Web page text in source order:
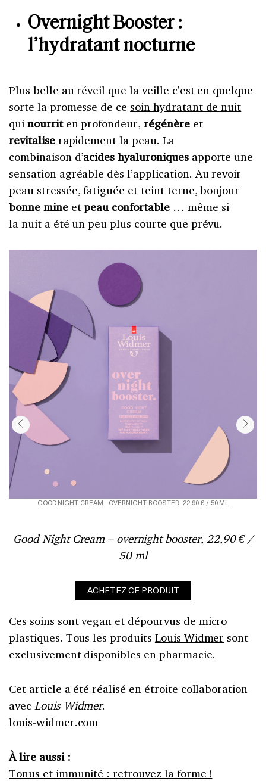
Overnight Booster :
l’hydratant nocturne
Plus belle au réveil que la veille c’est en quelque
sorte la promesse de ce soin hydratant de nuit
qui nourriten profondeur, régénèreet
revitaliserapidement la peau. La
combinaison d’acides hyaluroniquesapporte une
sensation agréable dès l’application. Au revoir
peau stressée, fatiguée et teint terne, bonjour
bonne mineetpeau confortable… même si
la nuit a été un peu plus courte que prévu.
GOOD NIGHT CREAM - OVERNIGHT BOOSTER, 22,90 € / 50 ML
Good Night Cream – overnight booster, 22,90 € /
50 ml
ACHETEZ CE PRODUIT
Ces soins sont vegan et dépourvus de micro
plastiques. Tous les produits Louis Widmer sont
exclusivement disponibles en pharmacie.
Cet article a été réalisé en étroite collaboration
avec Louis Widmer.
louis-widmer.com
À lire aussi :
Tonus et immunité : retrouvez la forme !